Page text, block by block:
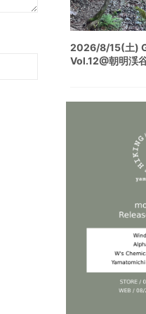
2026/8/15(土)
Vol.12@朝明渓